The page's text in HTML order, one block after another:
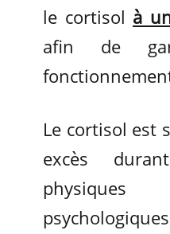
le cortisol à
afin de
Le cortisol est
excès